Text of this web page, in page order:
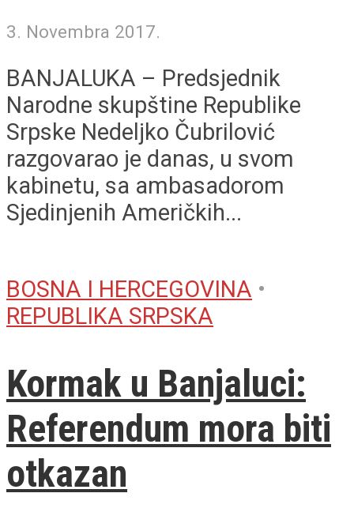
3. Novembra 2017.
BANJALUKA – Predsjednik
Narodne skupštine Republike
Srpske Nedeljko Čubrilović
razgovarao je danas, u svom
kabinetu, sa ambasadorom
Sjedinjenih Američkih...
BOSNA I HERCEGOVINA •
REPUBLIKA SRPSKA
Kormak u Banjaluci:
Referendum mora biti
otkazan